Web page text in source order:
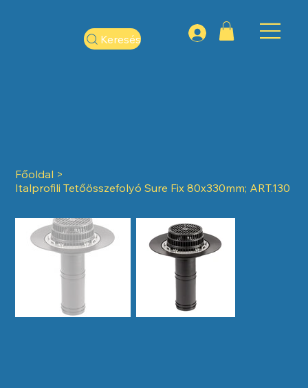
Keresés
Főoldal >
Italprofili Tetőösszefolyó Sure Fix 80x330mm; ART.130